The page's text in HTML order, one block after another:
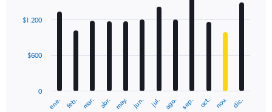
with
12
The
ene. feb. mar. abr. may. jun. jul. ago. sep. oct. nov. dic.
0
$600
$1.200